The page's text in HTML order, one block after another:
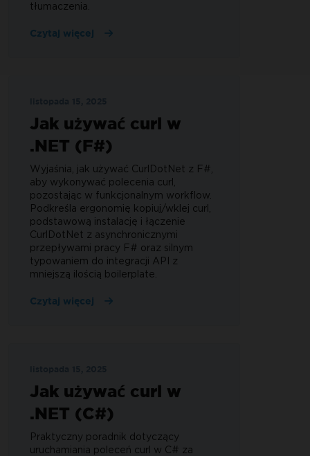
tłumaczenia.
Czytaj więcej
Jak używać curl w
.NET (F#)
Wyjaśnia, jak używać CurlDotNet z F#,
aby wykonywać polecenia curl,
pozostając w funkcjonalnym workflow.
Podkreśla ergonomię kopiuj/wklej curl,
podstawową instalację i łączenie
CurlDotNet z asynchronicznymi
przepływami pracy F# oraz silnym
typowaniem do integracji API z
mniejszą ilością boilerplate.
Czytaj więcej
Jak używać curl w
.NET (C#)
Praktyczny poradnik dotyczący
uruchamiania poleceń curl w C# za